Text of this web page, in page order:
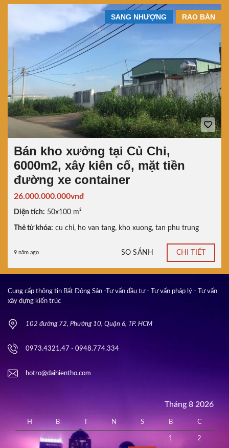
RAO BÁN
SANG NHƯỢNG
Bán kho xưởng tại Củ Chi,
6000m2, xây kiên cố, mặt tiền
đường xe container
26.000.000.000vnđ
Diện tích: 50x100 m²
Thẻ từ khóa: cu chi, ho van tang, kho xuong, tan phu trung
9 năm ago SO SÁNH CHI TIẾT
Cung cấp thông tin Bất Động Sản -Tư vấn đầu tư - Tư vấn pháp lý - Tư vấn
xây dựng kiến trúc
102 đường 72, Phường 10, Quận 6, TP. HCM
0973.4321.47 - 0948.774.334
hotro@daihientho.com
Tháng 8 2026
H B N S B C
1 2